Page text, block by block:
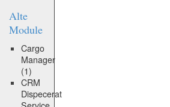
Alte
Module
Cargo
Manager
(1)
CRM
Dispecerat